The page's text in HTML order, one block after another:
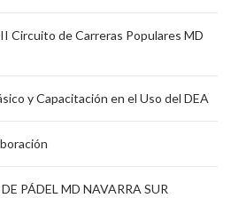
Circuito de Carreras Populares MD
y Capacitación en el Uso del DEA
PÁDEL MD NAVARRA SUR